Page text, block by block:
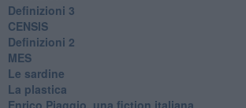
Definizioni 3
CENSIS
​Definizioni 2
MES
Le sardine
La plastica
​Enrico Piaggio, una fiction italiana